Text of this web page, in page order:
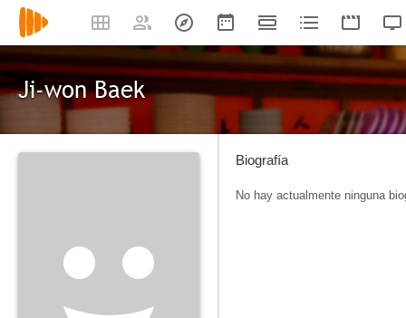
Ji-won Baek
Biografía
No hay actualmente ninguna